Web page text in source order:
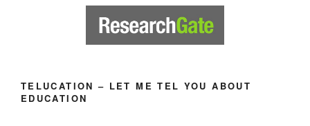
TELUCATION – LET ME TEL YOU ABOUT
EDUCATION